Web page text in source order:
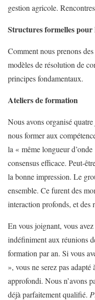
gestion agricole.
Structures formelles
Comment nous prenons
modèles de résolution de
principes fondamentaux.
Ateliers de formation
Nous avons organisé
nous former aux
la « même longueur
consensus efficace. Peut-
la bonne impression. Le
ensemble. Ce furent des
interaction profonds, et des
En vous joignant, vous
indéfiniment aux réunions
formation par an. Si vous
», vous ne serez pas
approfondi. Nous n’avons
déjà parfaitement qualifié.